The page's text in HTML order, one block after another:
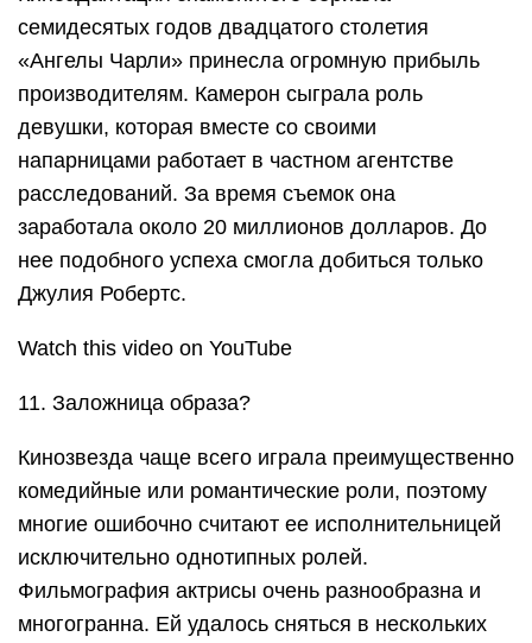
семидесятых годов двадцатого столетия
«Ангелы Чарли» принесла огромную прибыль
производителям. Камерон сыграла роль
девушки, которая вместе со своими
напарницами работает в частном агентстве
расследований. За время съемок она
заработала около 20 миллионов долларов. До
нее подобного успеха смогла добиться только
Джулия Робертс.
Watch this video on YouTube
11. Заложница образа?
Кинозвезда чаще всего играла преимущественно
комедийные или романтические роли, поэтому
многие ошибочно считают ее исполнительницей
исключительно однотипных ролей.
Фильмография актрисы очень разнообразна и
многогранна. Ей удалось сняться в нескольких